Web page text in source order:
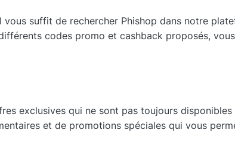
suffit de rechercher Phishop dans notre
codes promo et cashback proposés,
exclusives qui ne sont pas toujours
et de promotions spéciales qui vous